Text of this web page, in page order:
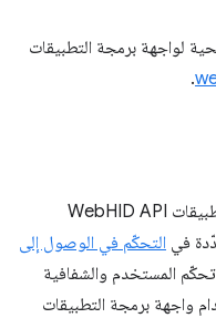
لواجهة برمجة التطبيقات
.
صمّم مطوّرو المواصفات واجهة برمجة التطبيقات WebHID API
في التحكّم في الوصول إلى
المستخدم والشفافية
واجهة برمجة التطبيقات